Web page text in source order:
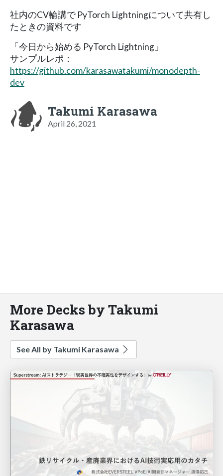
社内のCV輪講で PyTorch Lightningについて共有し
たときの資料です
「今日から始める PyTorch Lightning」
サンプルレポ：
https://github.com/karasawatakumi/monodepth-
dev
Takumi Karasawa
April 26, 2021
More Decks by Takumi
Karasawa
See All by Takumi Karasawa